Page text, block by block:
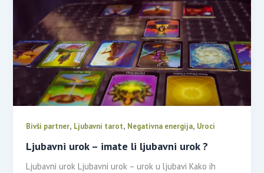
Bivši partner, Ljubavni tarot, Negativna energija, Uroci
Ljubavni urok – imate li ljubavni urok ?
Ljubavni urok Ljubavni urok – urok u ljubavi Kako ih